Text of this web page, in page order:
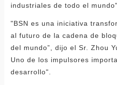
industriales de todo el mundo".
"BSN es una iniciativa
al futuro de la cadena de
del mundo”, dijo el Sr. Zhou
Uno de los impulsores
desarrollo".